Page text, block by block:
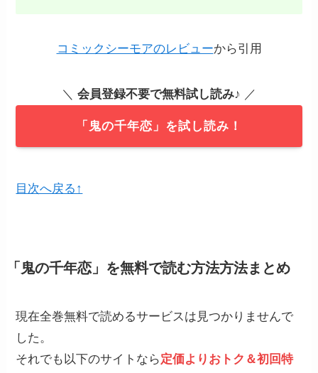
コミックシーモアのレビューから引用
＼ 会員登録不要で無料試し読み♪ ／
「鬼の千年恋」を試し読み！
目次へ戻る↑
「鬼の千年恋」を無料で読む方法方法まとめ
現在全巻無料で読めるサービスは見つかりませんで
した。
それでも以下のサイトなら定価よりおトク＆初回特